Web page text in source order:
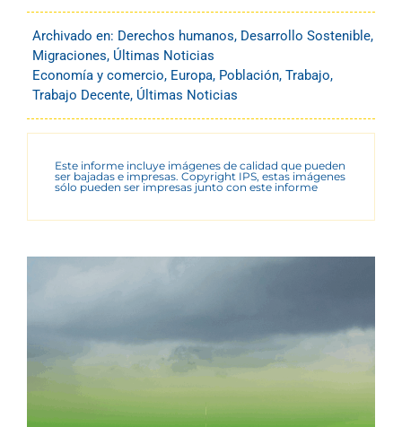
Archivado en: Derechos humanos, Desarrollo Sostenible,
Migraciones, Últimas Noticias
Economía y comercio, Europa, Población, Trabajo,
Trabajo Decente, Últimas Noticias
Este informe incluye imágenes de calidad que pueden
ser bajadas e impresas. Copyright IPS, estas imágenes
sólo pueden ser impresas junto con este informe